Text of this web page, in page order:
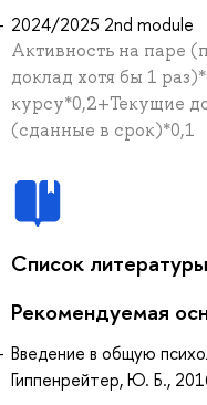
2024/2025 2nd module
Активность на паре
доклад хотя бы 1
курсу*0,2+Текущие
(сданные в срок)*0,1
Список литературы
Рекомендуемая
Введение в общую
Гиппенрейтер, Ю. Б.,